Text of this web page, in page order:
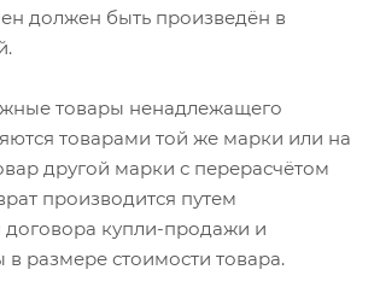
должен быть произведён в
товары ненадлежащего
товарами той же марки или на
другой марки с перерасчётом
производится путем
купли-продажи и
в размере стоимости товара.